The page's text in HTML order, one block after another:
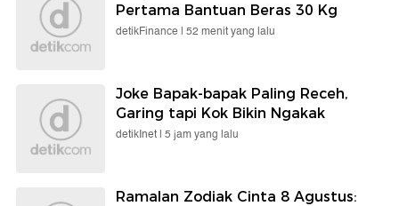
Pertama Bantuan Beras 30 Kg
detikFinance | 52 menit yang lalu
Joke Bapak-bapak Paling Receh,
Garing tapi Kok Bikin Ngakak
detikInet | 5 jam yang lalu
Ramalan Zodiak Cinta 8 Agustus: